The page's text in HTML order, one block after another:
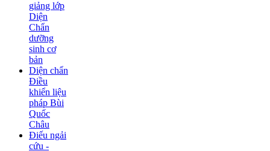
giảng lớp
Diện
Chẩn
dưỡng
sinh cơ
bản
Diện chẩn
Điều
khiển liệu
pháp Bùi
Quốc
Châu
Điếu ngải
cứu -